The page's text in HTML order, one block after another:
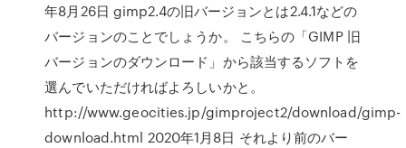
年8月26日 gimp2.4の旧バージョンとは2.4.1などの
バージョンのことでしょうか。 こちらの「GIMP 旧
バージョンのダウンロード」から該当するソフトを
選んでいただければよろしいかと。
http://www.geocities.jp/gimproject2/download/gimp-
download.html 2020年1月8日 それより前のバー